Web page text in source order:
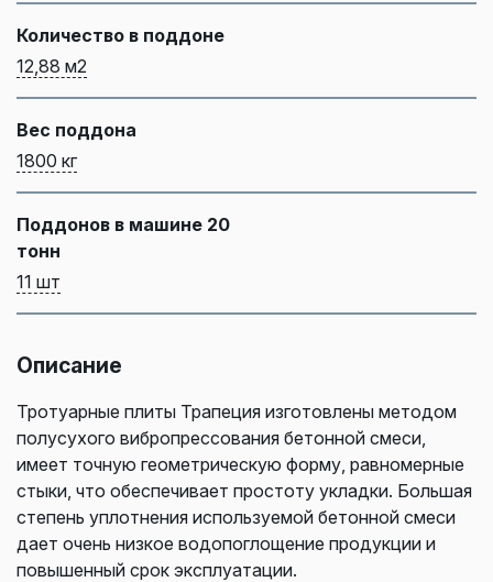
Количество в поддоне
12,88 м2
Вес поддона
1800 кг
Поддонов в машине 20
тонн
11 шт
Описание
Тротуарные плиты Трапеция изготовлены методом
полусухого вибропрессования бетонной смеси,
имеет точную геометрическую форму, равномерные
стыки, что обеспечивает простоту укладки. Большая
степень уплотнения используемой бетонной смеси
дает очень низкое водопоглощение продукции и
повышенный срок эксплуатации.